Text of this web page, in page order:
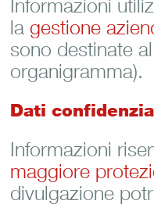
Informazioni
la gestione
sono destinate
organigramma).
Dati
Informazioni
maggiore
divulgazione